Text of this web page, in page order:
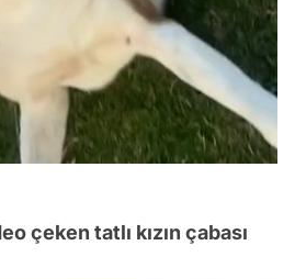
çeken tatlı kızın çabası